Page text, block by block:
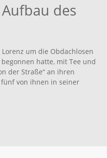
des
um die Obdachlosen
hatte, mit Tee und
der Straße“ an ihren
von ihnen in seiner